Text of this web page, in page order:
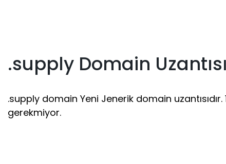
.supply Domain
.supply domain Yeni Jenerik domain
gerekmiyor.